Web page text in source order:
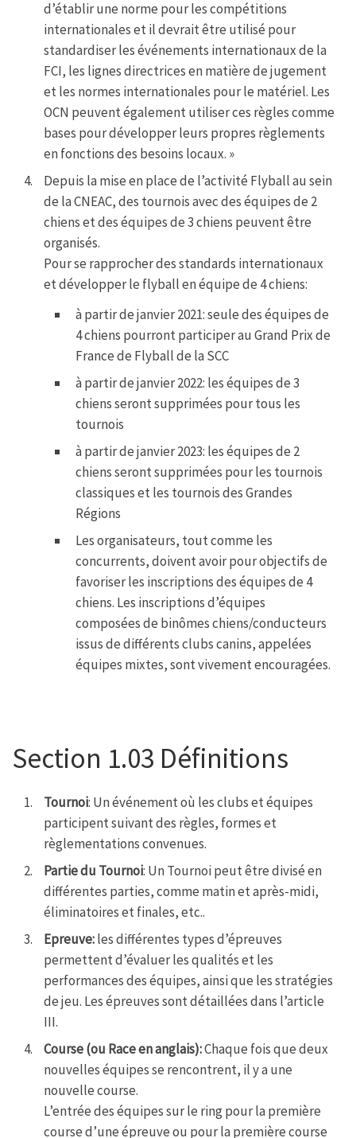
d’établir une norme pour les compétitions
internationales et il devrait être utilisé pour
standardiser les événements internationaux de la
FCI, les lignes directrices en matière de jugement
et les normes internationales pour le matériel. Les
OCN peuvent également utiliser ces règles comme
bases pour développer leurs propres règlements
en fonctions des besoins locaux. »
Depuis la mise en place de l’activité Flyball au sein
de la CNEAC, des tournois avec des équipes de 2
chiens et des équipes de 3 chiens peuvent être
organisés.
Pour se rapprocher des standards internationaux
et développer le flyball en équipe de 4 chiens:
à partir de janvier 2021: seule des équipes de
4 chiens pourront participer au Grand Prix de
France de Flyball de la SCC
à partir de janvier 2022: les équipes de 3
chiens seront supprimées pour tous les
tournois
à partir de janvier 2023: les équipes de 2
chiens seront supprimées pour les tournois
classiques et les tournois des Grandes
Régions
Les organisateurs, tout comme les
concurrents, doivent avoir pour objectifs de
favoriser les inscriptions des équipes de 4
chiens. Les inscriptions d’équipes
composées de binômes chiens/conducteurs
issus de différents clubs canins, appelées
équipes mixtes, sont vivement encouragées.
Section 1.03 Définitions
Tournoi: Un événement où les clubs et équipes
participent suivant des règles, formes et
règlementations convenues.
Partie du Tournoi: Un Tournoi peut être divisé en
différentes parties, comme matin et après-midi,
éliminatoires et finales, etc..
Epreuve:les différentes types d’épreuves
permettent d’évaluer les qualités et les
performances des équipes, ainsi que les stratégies
de jeu. Les épreuves sont détaillées dans l’article
III.
Course (ou Race en anglais):Chaque fois que deux
nouvelles équipes se rencontrent, il y a une
nouvelle course.
L’entrée des équipes sur le ring pour la première
course d’une épreuve ou pour la première course